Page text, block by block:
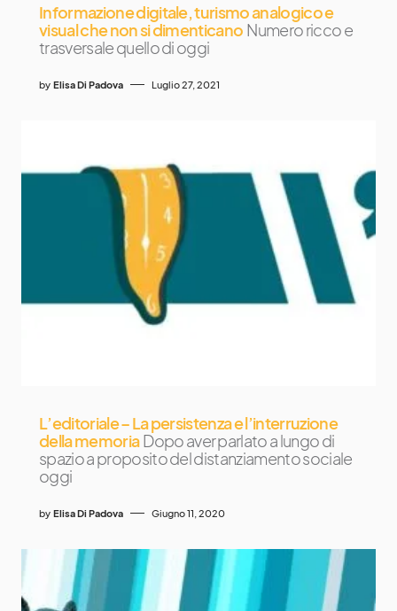
Informazione digitale, turismo analogico e
visual che non si dimenticano Numero ricco e
trasversale quello di oggi
by Elisa Di Padova Luglio 27, 2021
L’editoriale – La persistenza e l’interruzione
della memoria Dopo aver parlato a lungo di
spazio a proposito del distanziamento sociale
oggi
by Elisa Di Padova Giugno 11, 2020